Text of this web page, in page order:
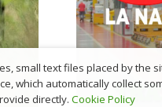
small text files placed by the
which automatically collect
directly. Cookie Policy